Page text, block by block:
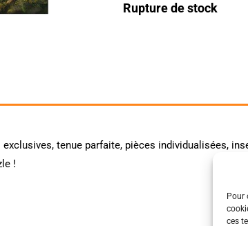
Pour
ces
Rupture de stock
tenue parfaite, pièces individualisées,
!